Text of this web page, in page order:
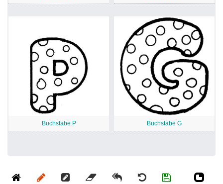
Buchstabe P Buchstabe G